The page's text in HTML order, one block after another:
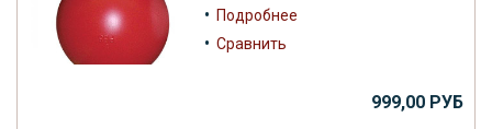
• Подробнее
• Сравнить
999,00 РУБ